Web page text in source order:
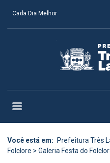
Cada Dia Melhor
Você está em: Prefeitura Três
Folclore > Galeria Festa do